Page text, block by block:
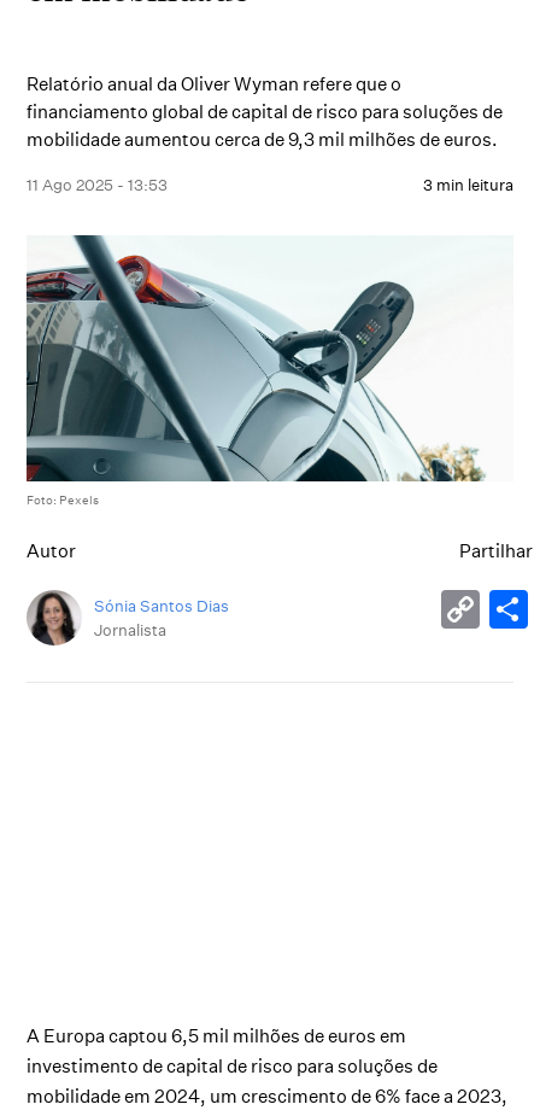
Relatório anual da Oliver Wyman refere que o
financiamento global de capital de risco para soluções de
mobilidade aumentou cerca de 9,3 mil milhões de euros.
11 Ago 2025 - 13:53 3 min leitura
Foto: Pexels
Autor
Sónia Santos Dias
Jornalista
Partilhar
A Europa captou 6,5 mil milhões de euros em
investimento de capital de risco para soluções de
mobilidade em 2024, um crescimento de 6% face a 2023,